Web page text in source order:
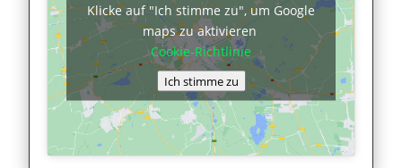
Klicke auf "Ich stimme zu", um Google
maps zu aktivieren
Cookie-Richtlinie
Ich stimme zu